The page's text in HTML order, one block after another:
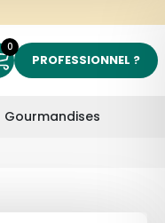
0
PROFESSIONNEL ?
Gourmandises